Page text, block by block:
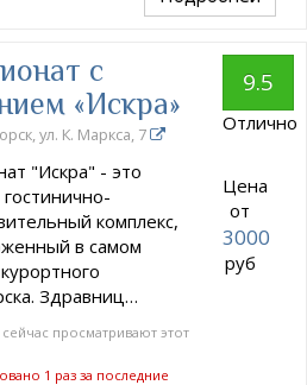
с
«Искра»
ул. К. Маркса, 7
"Искра" - это
комплекс,
в самом
Здравниц…
просматривают этот
1 раз за последние
9.5
Отлично
Цена
от
3000
руб